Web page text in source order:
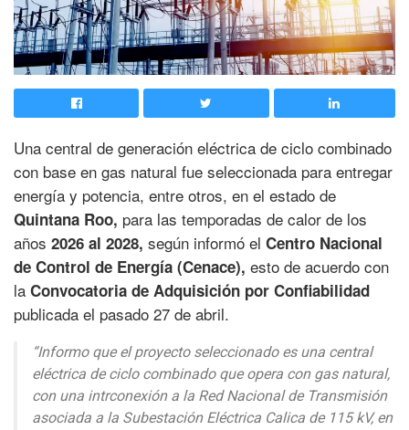
Una central de generación eléctrica de ciclo combinado
con base en gas natural fue seleccionada para entregar
energía y potencia, entre otros, en el estado de
Quintana Roo, para las temporadas de calor de los
años 2026 al 2028, según informó el Centro Nacional
de Control de Energía (Cenace), esto de acuerdo con
la Convocatoria de Adquisición por Confiabilidad
publicada el pasado 27 de abril.
“Informo que el proyecto seleccionado es una central
eléctrica de ciclo combinado que opera con gas natural,
con una intrconexión a la Red Nacional de Transmisión
asociada a la Subestación Eléctrica Calica de 115 kV, en